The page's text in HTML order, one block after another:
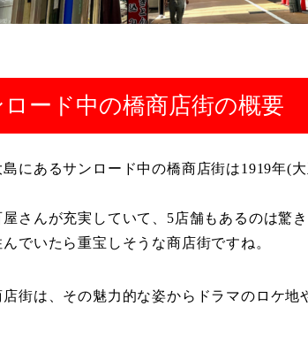
ード中の橋商店街の概要
にあるサンロード中の橋商店街は1919年(
屋さんが充実していて、5店舗もあるのは驚
でいたら重宝しそうな商店街ですね。
店街は、その魅力的な姿からドラマのロケ